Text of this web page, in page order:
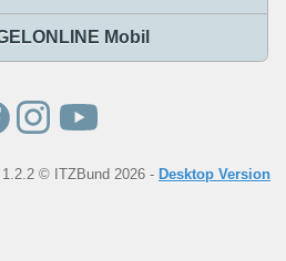
Mobil
© ITZBund 2026 - Desktop Version